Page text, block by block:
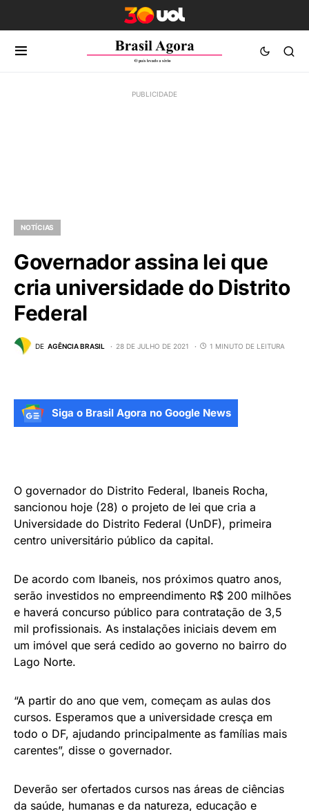
NOTÍCIAS
Governador assina lei que
cria universidade do Distrito
Federal
DE AGÊNCIA BRASIL 28 DE JULHO DE 2021 1 MINUTO DE LEITURA
Siga o Brasil Agora no Google News
O governador do Distrito Federal, Ibaneis Rocha,
sancionou hoje (28) o projeto de lei que cria a
Universidade do Distrito Federal (UnDF), primeira
centro universitário público da capital.
De acordo com Ibaneis, nos próximos quatro anos,
serão investidos no empreendimento R$ 200 milhões
e haverá concurso público para contratação de 3,5
mil profissionais. As instalações iniciais devem em
um imóvel que será cedido ao governo no bairro do
Lago Norte.
“A partir do ano que vem, começam as aulas dos
cursos. Esperamos que a universidade cresça em
todo o DF, ajudando principalmente as famílias mais
carentes”, disse o governador.
Deverão ser ofertados cursos nas áreas de ciências
da saúde, humanas e da natureza, educação e